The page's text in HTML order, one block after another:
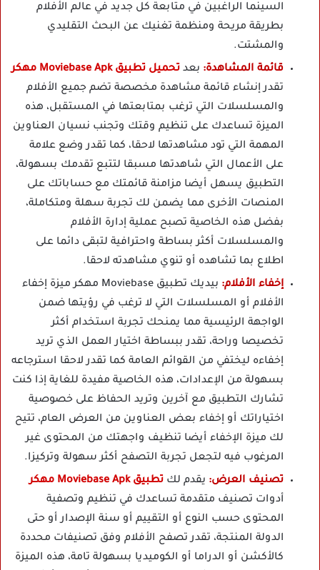
السينما الراغبين في متابعة كل جديد في عالم الأفلام
بطريقة مريحة ومنظمة تغنيك عن البحث التقليدي
والمشتت.
قائمة المشاهدة: بعد تحميل تطبيق Moviebase Apk مهكر
تقدر إنشاء قائمة مشاهدة مخصصة تضم جميع الأفلام
والمسلسلات التي ترغب بمتابعتها في المستقبل، هذه
الميزة تساعدك على تنظيم وقتك وتجنب نسيان العناوين
المهمة التي تود مشاهدتها لاحقا، كما تقدر وضع علامة
على الأعمال التي شاهدتها مسبقا لتتبع تقدمك بسهولة،
التطبيق يسهل أيضا مزامنة قائمتك مع حساباتك على
المنصات الأخرى مما يضمن لك تجربة سهلة ومتكاملة،
بفضل هذه الخاصية تصبح عملية إدارة الأفلام
والمسلسلات أكثر بساطة واحترافية لتبقى دائما على
اطلاع بما تشاهده أو تنوي مشاهدته لاحقا.
إخفاء الأفلام:
بيديك تطبيق Moviebase مهكر ميزة إخفاء
الأفلام أو المسلسلات التي لا ترغب في رؤيتها ضمن
الواجهة الرئيسية مما يمنحك تجربة استخدام أكثر
تخصيصا وراحة، تقدر ببساطة اختيار العمل الذي تريد
إخفاءه ليختفي من القوائم العامة كما تقدر لاحقا استرجاعه
بسهولة من الإعدادات، هذه الخاصية مفيدة للغاية إذا كنت
تشارك التطبيق مع آخرين وتريد الحفاظ على خصوصية
اختياراتك أو إخفاء بعض العناوين من العرض العام، تتيح
لك ميزة الإخفاء أيضا تنظيف واجهتك من المحتوى غير
المرغوب فيه لتجعل تجربة التصفح أكثر سهولة وتركيزا.
تصنيف العرض: يقدم لك تطبيق Moviebase Apk مهكر
أدوات تصنيف متقدمة تساعدك في تنظيم وتصفية
المحتوى حسب النوع أو التقييم أو سنة الإصدار أو حتى
الدولة المنتجة، تقدر تصفح الأفلام وفق تصنيفات محددة
كالأكشن أو الدراما أو الكوميديا بسهولة تامة، هذه الميزة